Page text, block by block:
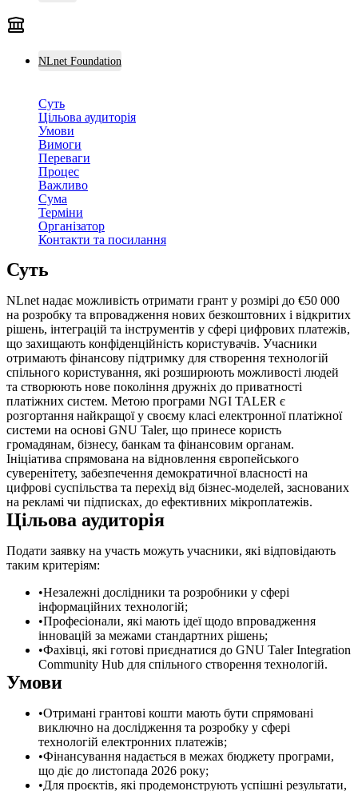
NLnet Foundation
Суть
Цільова аудиторія
Умови
Вимоги
Переваги
Процес
Важливо
Сума
Терміни
Організатор
Контакти та посилання
Суть
NLnet надає можливість отримати грант у розмірі до €50 000
на розробку та впровадження нових безкоштовних і відкритих
рішень, інтеграцій та інструментів у сфері цифрових платежів,
що захищають конфіденційність користувачів. Учасники
отримають фінансову підтримку для створення технологій
спільного користування, які розширюють можливості людей
та створюють нове покоління дружніх до приватності
платіжних систем. Метою програми NGI TALER є
розгортання найкращої у своєму класі електронної платіжної
системи на основі GNU Taler, що принесе користь
громадянам, бізнесу, банкам та фінансовим органам.
Ініціатива спрямована на відновлення європейського
суверенітету, забезпечення демократичної власності на
цифрові суспільства та перехід від бізнес-моделей, заснованих
на рекламі чи підписках, до ефективних мікроплатежів.
Цільова аудиторія
Подати заявку на участь можуть учасники, які відповідають
таким критеріям:
Незалежні дослідники та розробники у сфері
інформаційних технологій;
Професіонали, які мають ідеї щодо впровадження
інновацій за межами стандартних рішень;
Фахівці, які готові приєднатися до GNU Taler Integration
Community Hub для спільного створення технологій.
Умови
Отримані грантові кошти мають бути спрямовані
виключно на дослідження та розробку у сфері
технологій електронних платежів;
Фінансування надається в межах бюджету програми,
що діє до листопада 2026 року;
Для проєктів, які продемонструють успішні результати,